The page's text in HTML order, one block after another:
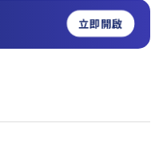
立即開啟